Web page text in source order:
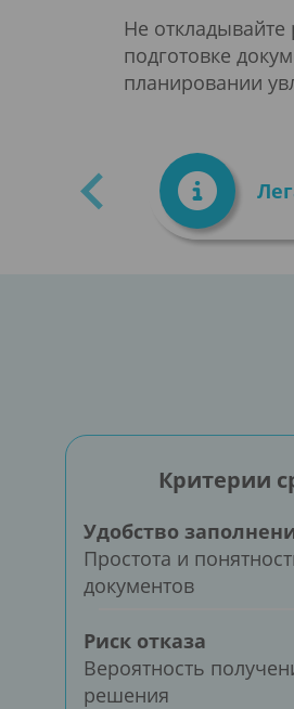
Не
подготовке
планировании
Критерии
Удобство
Простота и
документов
Риск отказа
Вероятность
решения